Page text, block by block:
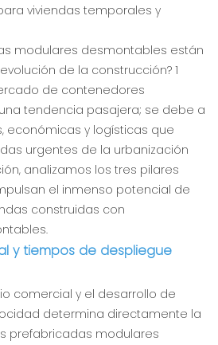
viviendas temporales y
de contenedores
tendencia pasajera; se debe a
económicas y logísticas que
urgentes de la urbanización
analizamos los tres pilares
el inmenso potencial de
construidas con
y tiempos de despliegue
comercial y el desarrollo de
determina directamente la
prefabricadas modulares